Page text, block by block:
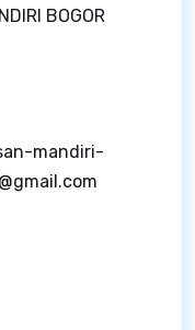
BOGOR
mandiri-